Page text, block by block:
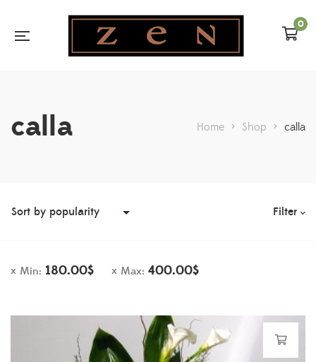
0
calla Home > Shop > calla
Filter
Min: 180.00$ Max: 400.00$